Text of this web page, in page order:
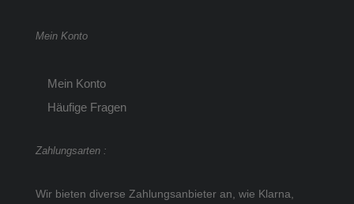
Mein Konto
Mein Konto
Häufige Fragen
Zahlungsarten :
Wir bieten diverse Zahlungsanbieter an, wie Klarna,